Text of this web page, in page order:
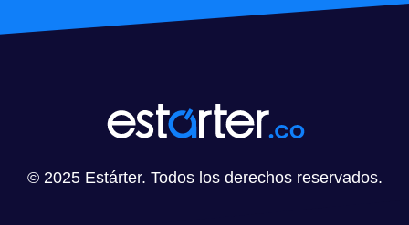
© 2025 Estárter. Todos los derechos reservados.